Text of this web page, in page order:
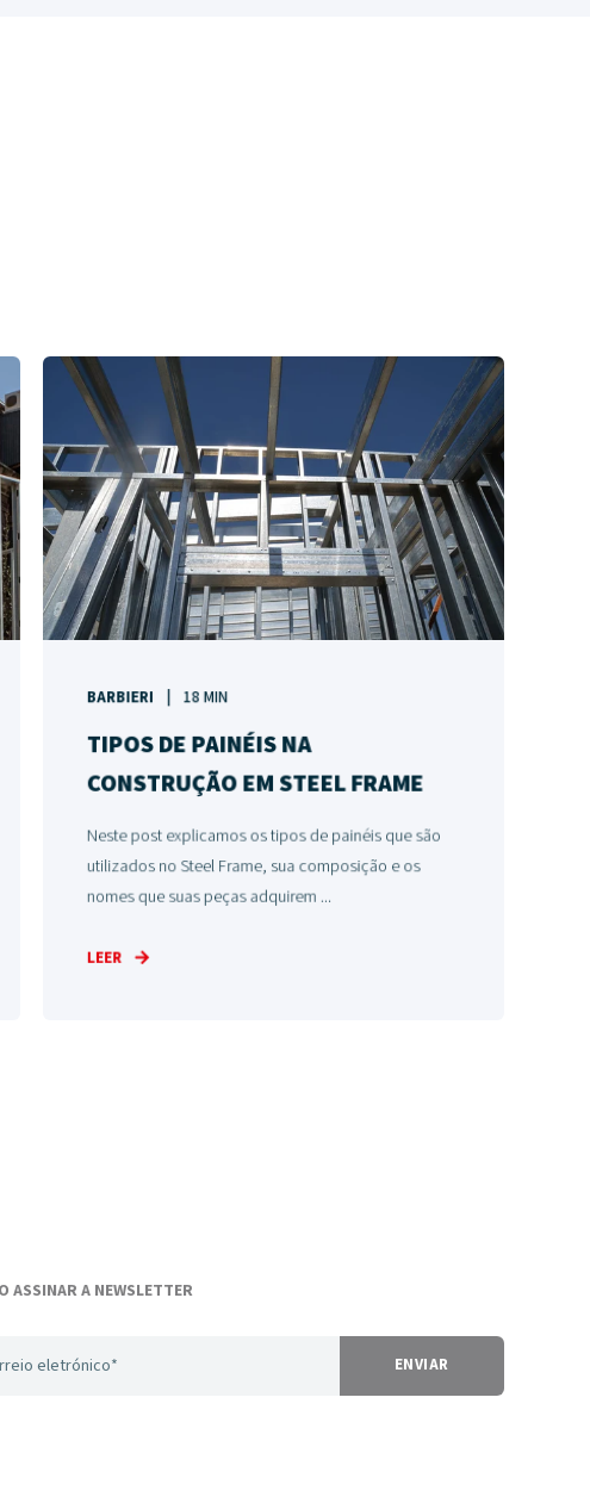
BARBIERI 18 MIN
TIPOS DE PAINÉIS NA
CONSTRUÇÃO EM STEEL FRAME
Neste post explicamos os tipos de painéis que são
utilizados no Steel Frame, sua composição e os
nomes que suas peças adquirem ...
LEER
ASSINAR A NEWSLETTER